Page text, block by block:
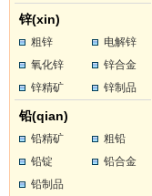
锌(xin)
粗锌
电解锌
氧化锌
锌合金
锌精矿
锌制品
铅(qian)
铅精矿
粗铅
铅锭
铅合金
铅制品